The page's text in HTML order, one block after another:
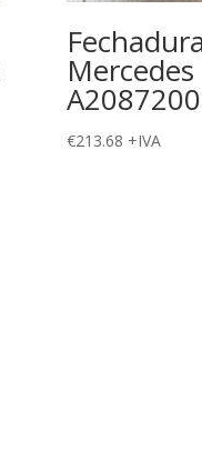
Mercedes
€213.68 +IVA